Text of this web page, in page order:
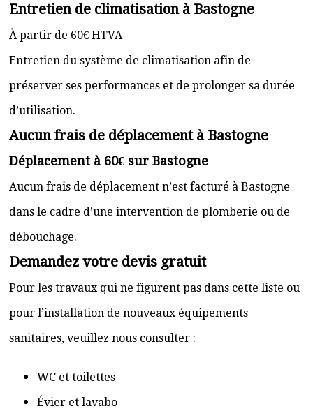
Entretien de climatisation à Bastogne
À partir de 60€ HTVA
Entretien du système de climatisation afin de
préserver ses performances et de prolonger sa durée
d’utilisation.
Aucun frais de déplacement à Bastogne
Déplacement à 60€ sur Bastogne
Aucun frais de déplacement n’est facturé à Bastogne
dans le cadre d’une intervention de plomberie ou de
débouchage.
Demandez votre devis gratuit
Pour les travaux qui ne figurent pas dans cette liste ou
pour l’installation de nouveaux équipements
sanitaires, veuillez nous consulter :
WC et toilettes
Évier et lavabo